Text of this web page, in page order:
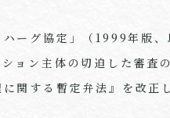
ハーグ協定」（1999年版
ョン主体の切迫した審査
関する暫定弁法』を改正